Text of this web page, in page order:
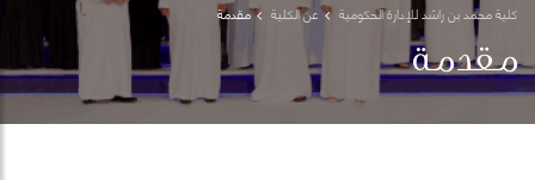
كلية محمد بن راشد للإدارة الحكومية عن الكلية مقدمة
مقدمة